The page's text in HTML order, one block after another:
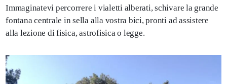
Immaginatevi percorrere i vialetti alberati, schivare la grande
fontana centrale in sella alla vostra bici, pronti ad assistere
alla lezione di fisica, astrofisica o legge.